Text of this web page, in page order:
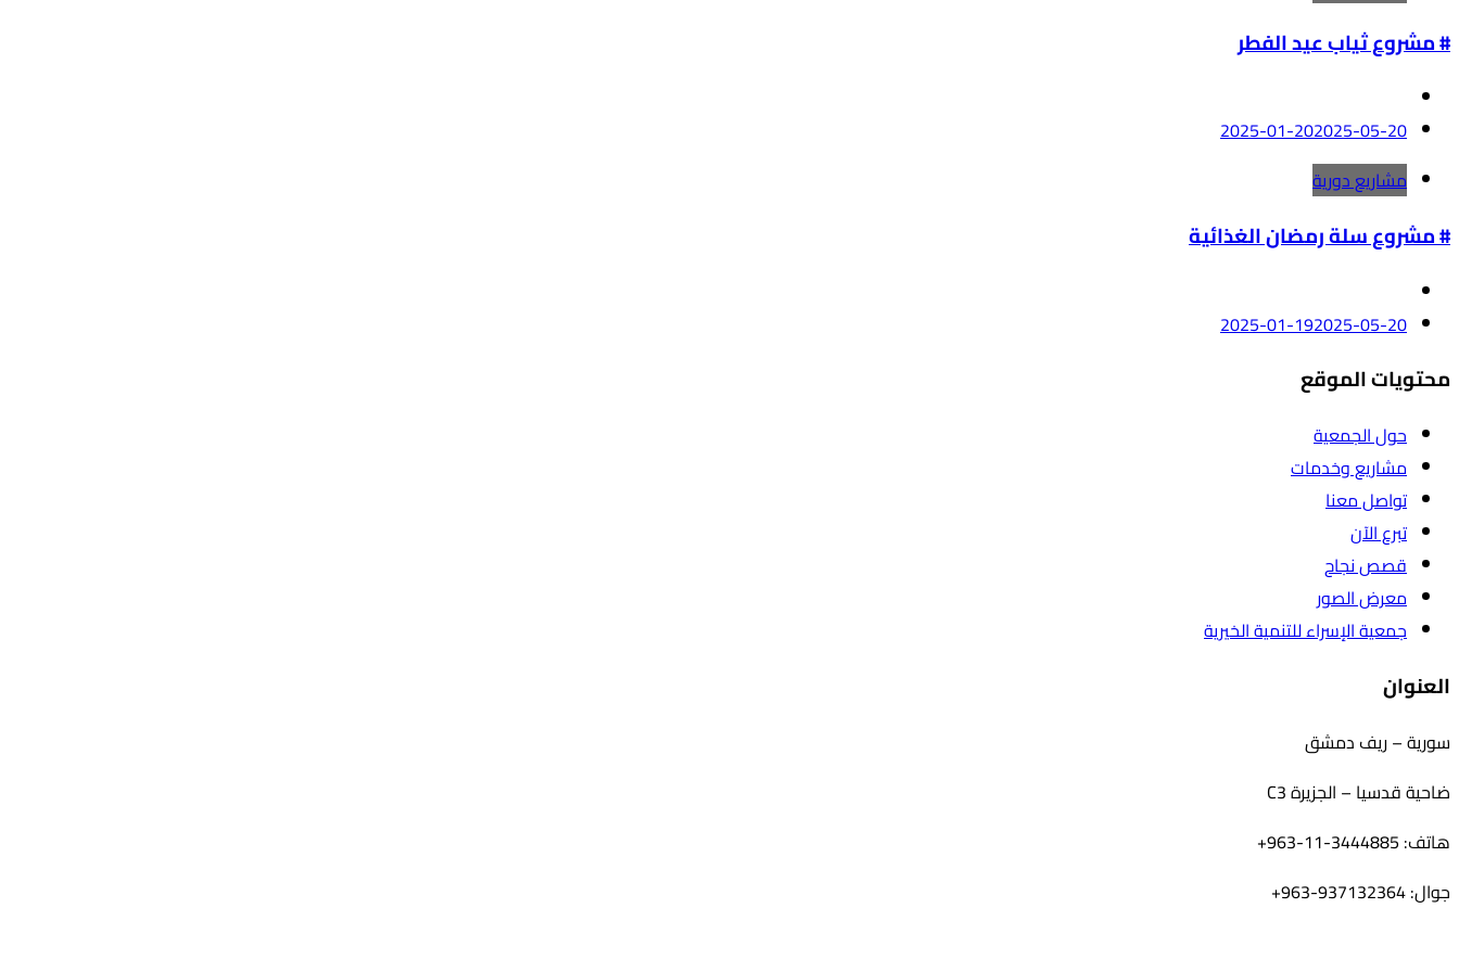
# مشروع ثياب عيد الفطر
2025-01-202025-05-20
مشاريع دورية
# مشروع سلة رمضان الغذائية
2025-01-192025-05-20
محتويات الموقع
حول الجمعية
مشاريع وخدمات
تواصل معنا
تبرع الآن
قصص نجاح
معرض الصور
جمعية الإسراء للتنمية الخيرية
العنوان
سورية – ريف دمشق
ضاحية قدسيا – الجزيرة C3
هاتف: 3444885-11-963+
جوال: 937132364-963+